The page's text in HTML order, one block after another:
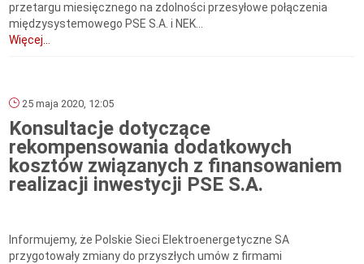
przetargu miesięcznego na zdolności przesyłowe połączenia
międzysystemowego PSE S.A. i NEK...
Więcej...
25 maja 2020, 12:05
Konsultacje dotyczące
rekompensowania dodatkowych
kosztów związanych z finansowaniem
realizacji inwestycji PSE S.A.
Informujemy, że Polskie Sieci Elektroenergetyczne SA
przygotowały zmiany do przyszłych umów z firmami